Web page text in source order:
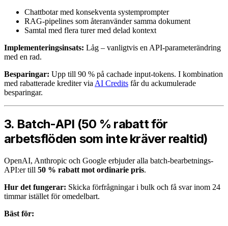
Chattbotar med konsekventa systemprompter
RAG-pipelines som återanvänder samma dokument
Samtal med flera turer med delad kontext
Implementeringsinsats: Låg – vanligtvis en API-parameterändring
med en rad.
Besparingar: Upp till 90 % på cachade input-tokens. I kombination
med rabatterade krediter via AI Credits får du ackumulerade
besparingar.
3. Batch-API (50 % rabatt för
arbetsflöden som inte kräver realtid)
OpenAI, Anthropic och Google erbjuder alla batch-bearbetnings-
API:er till 50 % rabatt mot ordinarie pris.
Hur det fungerar: Skicka förfrågningar i bulk och få svar inom 24
timmar istället för omedelbart.
Bäst för: